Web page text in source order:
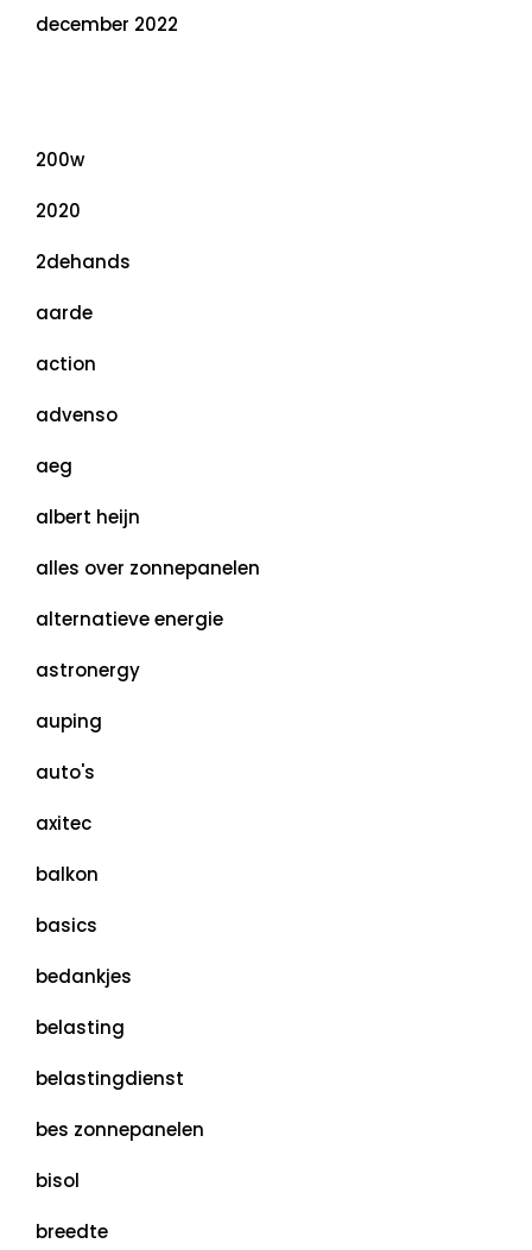
december 2022
200w
2020
2dehands
aarde
action
advenso
aeg
albert heijn
alles over zonnepanelen
alternatieve energie
astronergy
auping
auto's
axitec
balkon
basics
bedankjes
belasting
belastingdienst
bes zonnepanelen
bisol
breedte